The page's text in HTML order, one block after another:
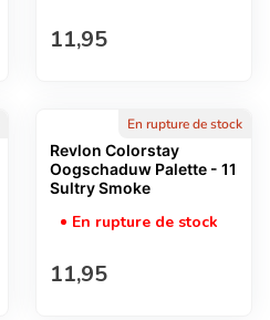
Prix normal
11,95
En rupture de stock
Revlon Colorstay
Oogschaduw Palette - 11
Sultry Smoke
En rupture de stock
Prix normal
11,95